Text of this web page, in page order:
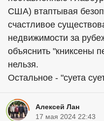
США) втаптывая
счастливое
недвижимости за
объяснить "книксены
нельзя.
Остальное - "суета
Алексей Лан
17 мая 2024 22:43